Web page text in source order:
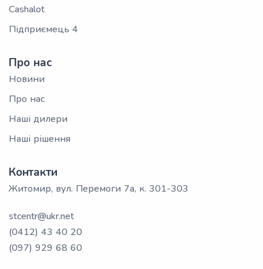
Cashalot
Підприємець 4
Про нас
Новини
Про нас
Наші дилери
Наші рішення
Контакти
Житомир, вул. Перемоги 7а, к. 301-303
stcentr@ukr.net
(0412) 43 40 20
(097) 929 68 60